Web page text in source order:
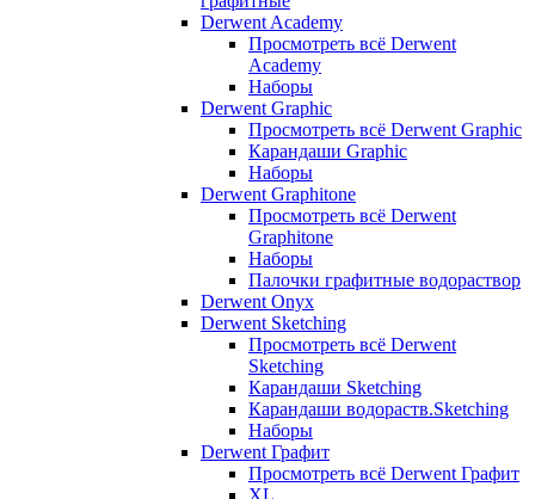
Derwent Academy
Просмотреть всё Derwent
Academy
Наборы
Derwent Graphic
Просмотреть всё Derwent Graphic
Карандаши Graphic
Наборы
Derwent Graphitone
Просмотреть всё Derwent
Graphitone
Наборы
Палочки графитные водораствор
Derwent Onyx
Derwent Sketching
Просмотреть всё Derwent
Sketching
Карандаши Sketching
Карандаши водораств.Sketching
Наборы
Derwent Графит
Просмотреть всё Derwent Графит
XL